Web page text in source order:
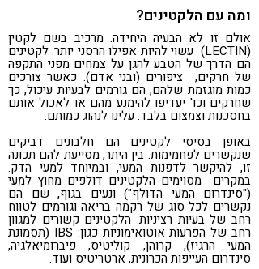
ומה עם הלקטינים?
אולם זו לא הבעיה היחידה. מרכיב בשם לקטין
(LECTIN) עשוי להיות אפילו הרסני יותר. לקטינים
הם הדרך של הטבע להגן על צמחים מפני התקפה
של חרקים, ציפורים (ובני אדם). כאשר צורכים
כמות מוגזמת שלהם, הם גורמים לבעיות עיכול, כך
שחרקים וכו' יעדיפו להימנע מהם או לאכול אותם
בחסכנות וצמצום בלבד. עלינו לנהוג כמותם.
באופן בסיסי לקטינים הם חלבונים דביקים
שנקשרים לפחמימות. בין היתר, מסייעת להם תכונה
זו, להיקשר לדפנות המעי, ובמיוחד למעי הדק.
במקרים מסוימים הלקטינים דולפים מחוץ למעי
("סינדרום המעי הדולף") ונעים בגוף, שם הם
נקשרים לכל סוג של רקמה בריאה וגורמים לטווח
רחב של בעיות רציניות. הלקטינים קשורים למגוון
רחב של הפרעות אוטואימוניות כגון: IBS (תסמונת
המעי הרגיז), קרוהן, קוליטיס, פיברומיאלגיה,
סינדרום העייפות הכרונית, ארטריטיס ועוד.